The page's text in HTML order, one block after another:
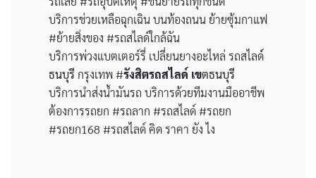
บริการช่วยเหลือฉุกเฉิน บนท้องถนน ย้ายซุ้มกาแฟ
#ย้ายสิ่งของ #รถสไลด์ใกล้ฉัน
บริการพ่วงแบตเตอร์รี่ เปลี่ยนยางอะไหล่ รถสไลด์
ธนบุรี กรุงเทพ #รังสิตรถสไลด์ เขตธนบุรี
บริการนำส่งน้ำมันรถ บริการด้วยทีมงานมืออาชีพ
ต้องการรถยก #รถลาก #รถสไลด์ #รถยก
#รถยก168 #รถสไลด์ คิด ราคา ยัง ไง